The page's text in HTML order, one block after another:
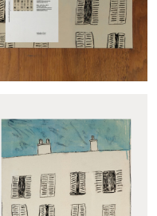
Fenêtre sur cour sample